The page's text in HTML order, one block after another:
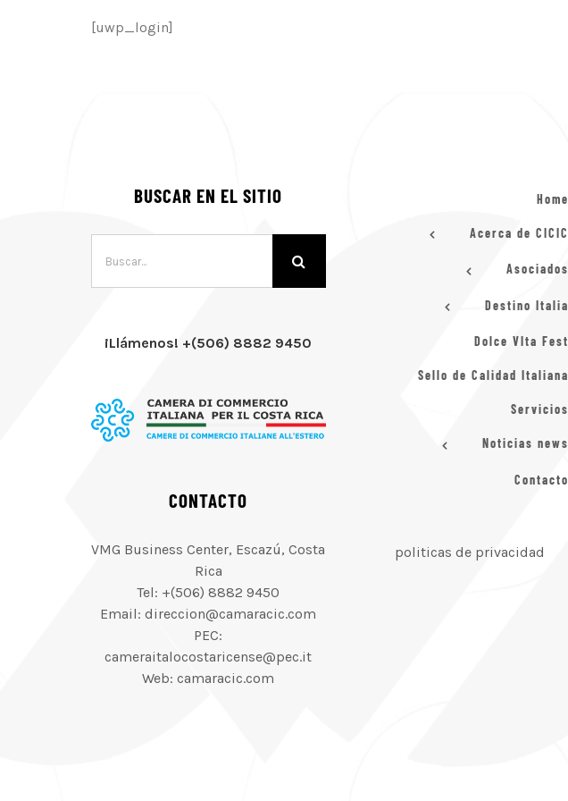
[uwp_login]
BUSCAR EN EL SITIO
¡Llámenos! +(506) 8882 9450
CONTACTO
VMG Business Center, Escazú, Costa
Rica
Tel: +(506) 8882 9450
Email: direccion@camaracic.com
PEC:
cameraitalocostaricense@pec.it
Web: camaracic.com
Home
Acerca de CICIC
Asociados
Destino Italia
Dolce VIta Fest
Sello de Calidad Italiana
Servicios
Noticias news
Contacto
politicas de privacidad